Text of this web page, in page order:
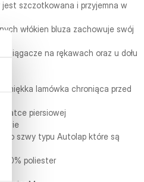
szczotkowana i przyjemna w
włókien bluza zachowuje swój
ściągacze na rękawach oraz u dołu
miękka lamówka chroniąca przed
klatce piersiowej
szwy typu Autolap które są
40% poliester